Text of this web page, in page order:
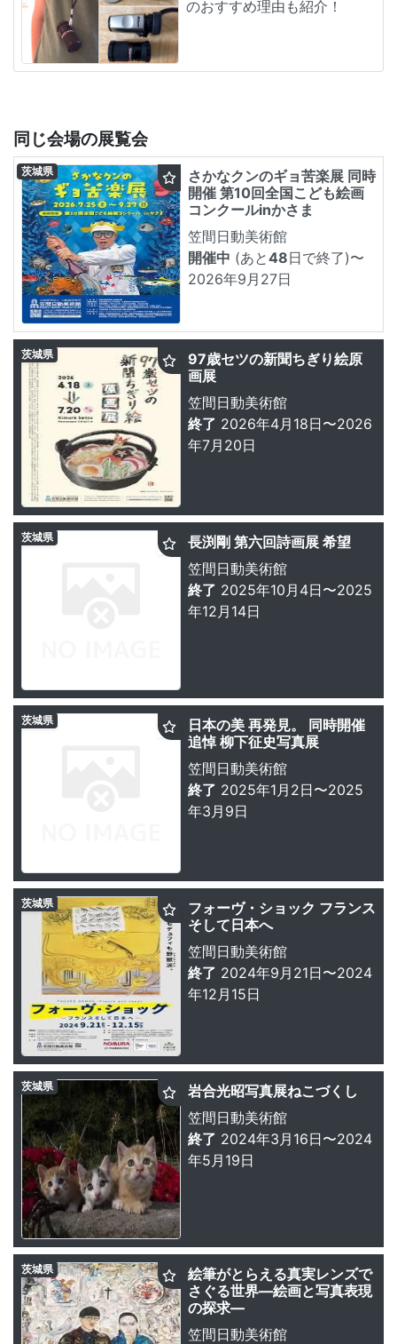
のおすすめ理由も紹介！
同じ会場の展覧会
さかなクンのギョ苦楽展 同時
開催 第10回全国こども絵画
コンクールinかさま
笠間日動美術館
開催中 (あと48日で終了)〜
2026年9月27日
茨城県
97歳セツの新聞ちぎり絵原
画展
笠間日動美術館
終了 2026年4月18日〜2026
年7月20日
茨城県
長渕剛 第六回詩画展 希望
笠間日動美術館
終了 2025年10月4日〜2025
年12月14日
茨城県
日本の美 再発見。 同時開催
追悼 柳下征史写真展
笠間日動美術館
終了 2025年1月2日〜2025
年3月9日
茨城県
フォーヴ・ショック フランス
そして日本へ
笠間日動美術館
終了 2024年9月21日〜2024
年12月15日
茨城県
岩合光昭写真展ねこづくし
笠間日動美術館
終了 2024年3月16日〜2024
年5月19日
茨城県
絵筆がとらえる真実レンズで
さぐる世界—絵画と写真表現
の探求—
笠間日動美術館
茨城県